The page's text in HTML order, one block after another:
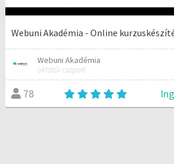
Webuni Akadémia - Online
Webuni Akadémia
oktatói csoport
78